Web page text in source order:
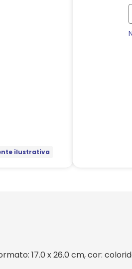
ilustrativa
17.0 x 26.0 cm, cor: